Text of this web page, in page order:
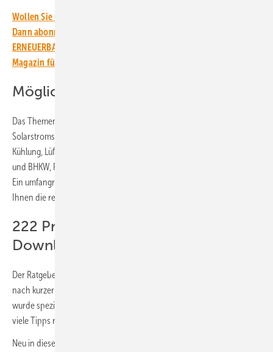
Wollen Sie über die Energiewende auf dem Laufenden bleiben?
Dann abonnieren Sie einfach den kostenlosen Newsletter von
ERNEUERBARE ENERGIEN – dem größten verbandsunabhängigen
Magazin für erneuerbare Energien in Deutschland!
Möglichst hohe Autarkie erreichen
Das Themenspektrum des Ratgebers umfasst Photovoltaik,
Solarstromspeicher, solarelektrische Raumwärme und Warmwasser,
Kühlung, Lüftung und Kältetechnik, Elektromobilität, Brennstoffzellen
und BHKW, Preisinformationen, Rechte & Pflichten sowie Steuertipps.
Ein umfangreiches Adressverzeichnis für Installateure und Planer soll
Ihnen die regionale Suche und Kontaktaufnahme erleichtern.
222 Praxistipps zum kostenlosen
Download
Der Ratgeber 2024 „222 Praxistipps für Autarkie“ steht online als PDF
nach kurzer Registrierung zum kostenlosen Download bereit. Er
wurde speziell für private und Gewerbekunden entwickelt und enthält
viele Tipps rund um die solare Eigenversorgung.
Neu in dieser Auflage sind umfangreiche Trendberichte zu Balkon-PV,